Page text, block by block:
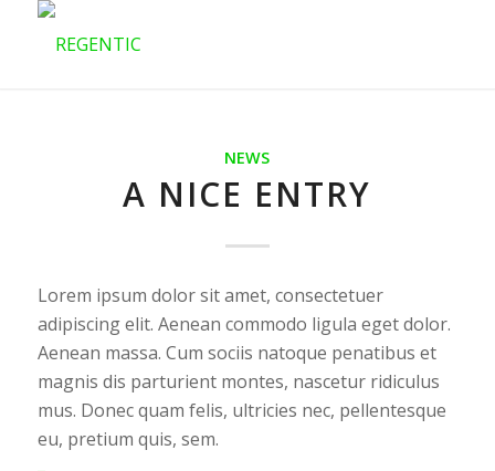
NEWS
A NICE ENTRY
Lorem ipsum dolor sit amet, consectetuer
adipiscing elit. Aenean commodo ligula eget dolor.
Aenean massa. Cum sociis natoque penatibus et
magnis dis parturient montes, nascetur ridiculus
mus. Donec quam felis, ultricies nec, pellentesque
eu, pretium quis, sem.